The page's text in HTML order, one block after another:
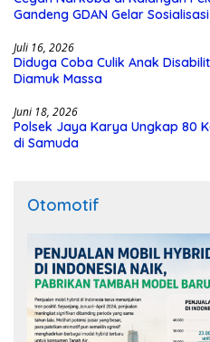
Gandeng GDAN Gelar
Juli 16, 2026
Diduga Coba Culik Anak
Diamuk Massa
Juni 18, 2026
Polsek Jaya Karya Ungkap 80
di Samuda
Otomotif